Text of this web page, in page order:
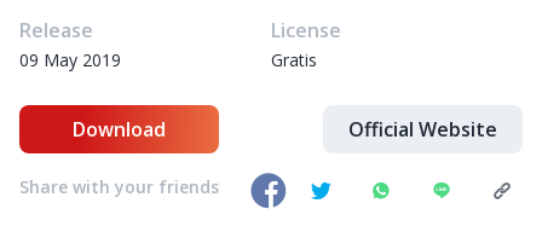
Release
09 May 2019
License
Gratis
Download Official Website
Share with your friends